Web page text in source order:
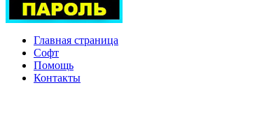
Главная страница
Софт
Помощь
Контакты